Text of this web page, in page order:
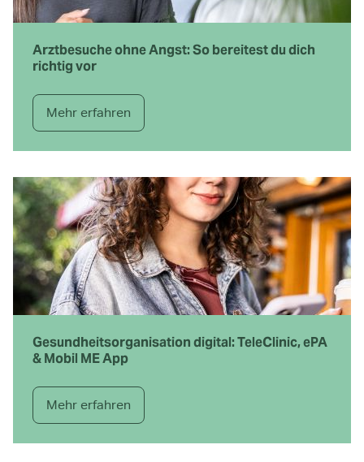
Arztbesuche ohne Angst: So bereitest du dich
richtig vor
Mehr erfahren
Gesundheitsorganisation digital: TeleClinic, ePA
& Mobil ME App
Mehr erfahren